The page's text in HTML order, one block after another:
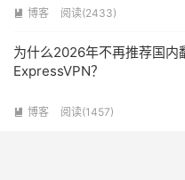
 博客 阅读(2433)
为什么2026年不再推荐国内
ExpressVPN？
 博客 阅读(1457)